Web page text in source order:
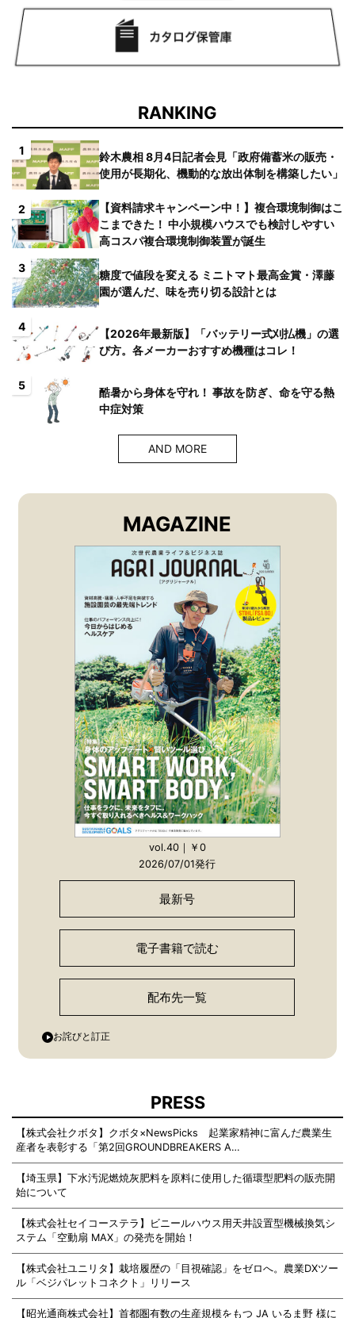
RANKING
1
鈴木農相 8月4日記者会見「政府備蓄米の販売・
使用が長期化、機動的な放出体制を構築したい」
2
【資料請求キャンペーン中！】複合環境制御はこ
こまできた！ 中小規模ハウスでも検討しやすい
高コスパ複合環境制御装置が誕生
3
糖度で値段を変える ミニトマト最高金賞・澤藤
園が選んだ、味を売り切る設計とは
4
【2026年最新版】「バッテリー式刈払機」の選
び方。各メーカーおすすめ機種はコレ！
5
酷暑から身体を守れ！ 事故を防ぎ、命を守る熱
中症対策
AND MORE
MAGAZINE
vol.40｜￥0
2026/07/01発行
最新号
電子書籍で読む
配布先一覧
お詫びと訂正
PRESS
【株式会社クボタ】クボタ×NewsPicks 起業家精神に富んだ農業生
産者を表彰する「第2回GROUNDBREAKERS A…
【埼玉県】下水汚泥燃焼灰肥料を原料に使用した循環型肥料の販売開
始について
【株式会社セイコーステラ】ビニールハウス用天井設置型機械換気シ
ステム「空動扇 MAX」の発売を開始！
【株式会社ユニリタ】栽培履歴の「目視確認」をゼロへ。農業DXツー
ル「ベジパレットコネクト」リリース
【昭光通商株式会社】首都圏有数の生産規模をもつ JA いるま野 様に